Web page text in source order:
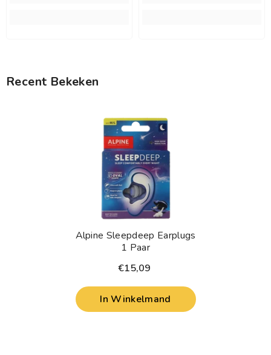
Recent Bekeken
Alpine Sleepdeep Earplugs
1 Paar
€15,09
In Winkelmand